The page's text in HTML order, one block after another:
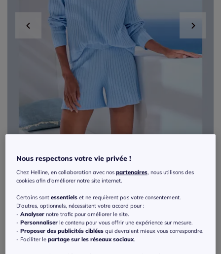
Shorts en tricot côtelé à bords-côtes
extensibles confortables
Réf : 442.259.004 5 /5 - 1 avis
Couleur :bleu clair chiné
Nous respectons votre vie privée !
Chez Helline, en collaboration avec nospartenaires, nous utilisons des
cookies afin d'améliorer notre site internet.
Certains sontessentiels et ne requièrent pas votre consentement.
D'autres, optionnels, nécessitent votre accord pour :
-Analyser notre trafic pour améliorer le site.
-Personnaliser le contenu pour vous offrir une expérience sur mesure.
-Proposer des publicités ciblées qui devraient mieux vous correspondre.
- Faciliter lepartage sur les réseaux sociaux.